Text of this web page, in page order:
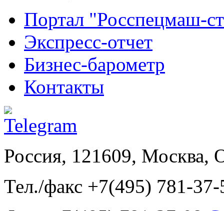
Портал "Росспецмаш-
Экспресс-отчет
Бизнес-барометр
Контакты
Россия, 121609, Москва,
Тел./факс +7(495) 781-37-